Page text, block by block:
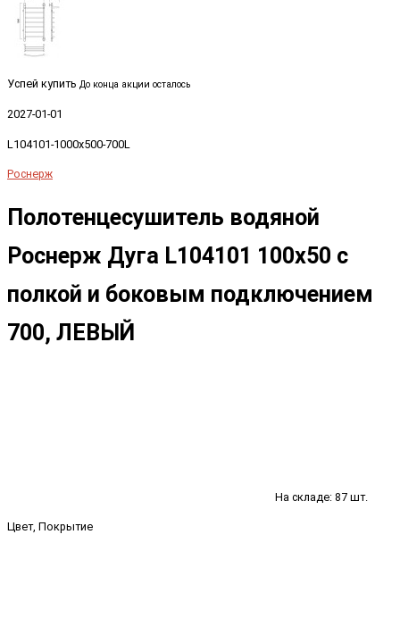
Успей купить До конца акции осталось
2027-01-01
L104101-1000x500-700L
Роснерж
Полотенцесушитель водяной
Роснерж Дуга L104101 100x50 с
полкой и боковым подключением
700, ЛЕВЫЙ
На складе: 87 шт.
Цвет, Покрытие